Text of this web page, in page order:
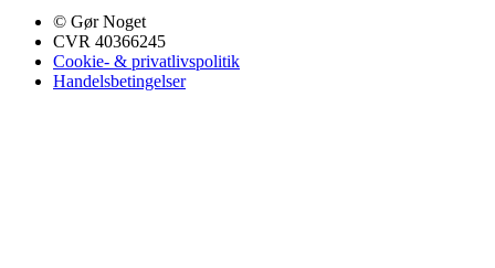
© Gør Noget
CVR 40366245
Cookie- & privatlivspolitik
Handelsbetingelser